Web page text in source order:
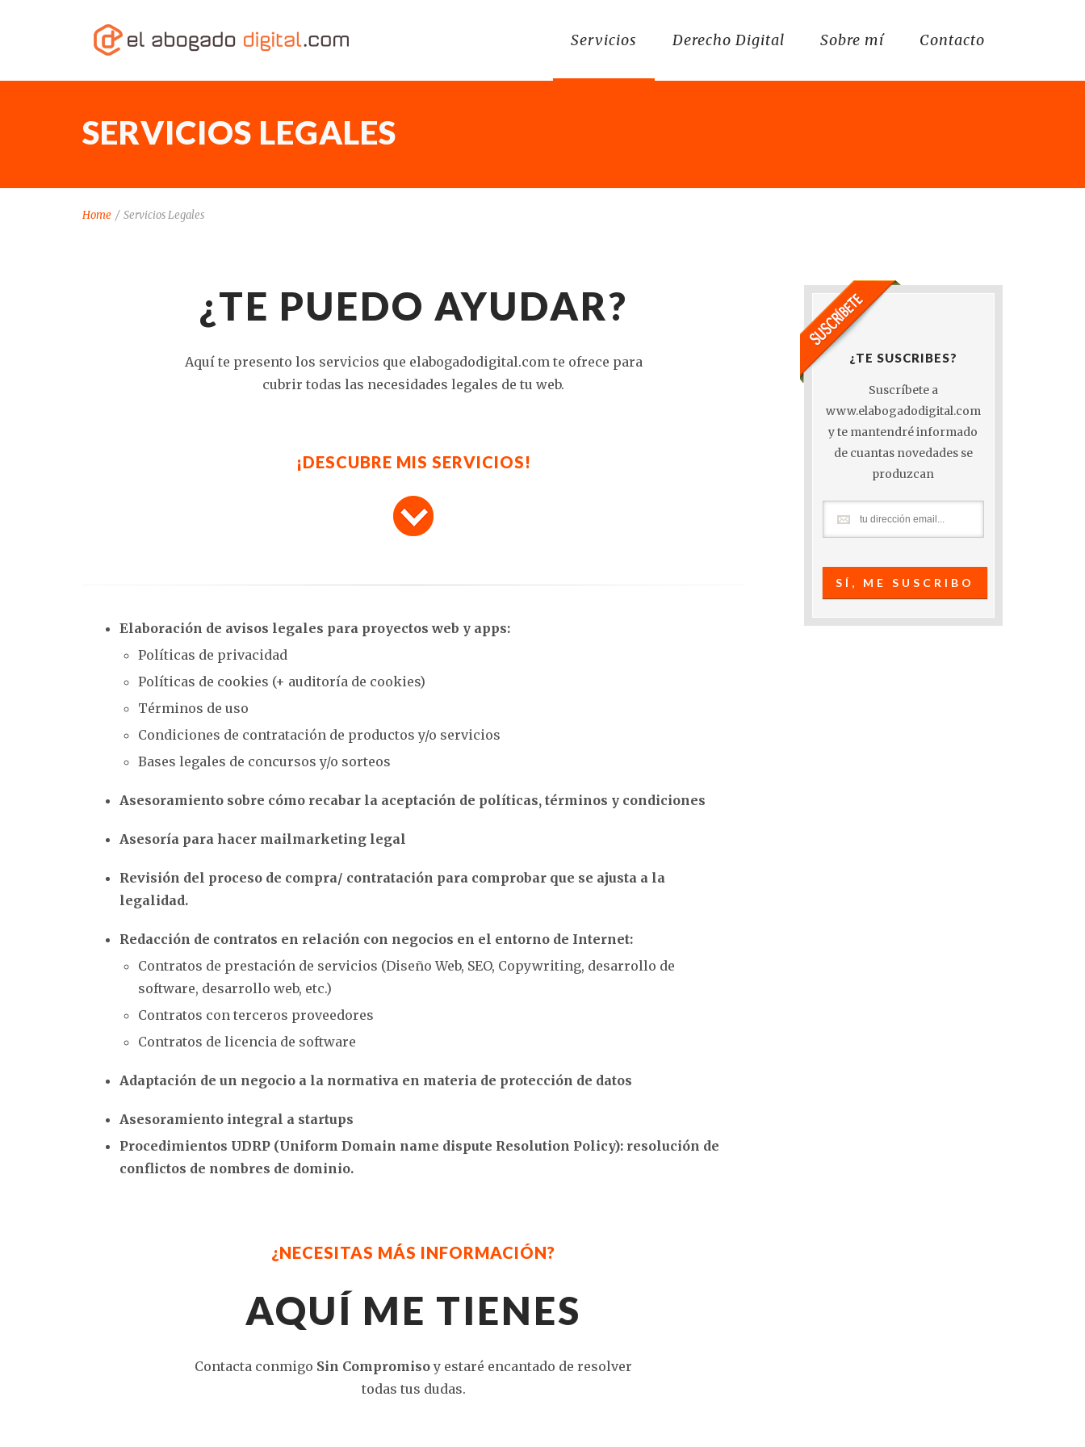
Servicios Derecho Digital Sobre mí Contacto
SERVICIOS LEGALES
Home / Servicios Legales
¿TE PUEDO AYUDAR?
Aquí te presento los servicios que elabogadodigital.com te ofrece para
cubrir todas las necesidades legales de tu web.
¡DESCUBRE MIS SERVICIOS!
Elaboración de avisos legales para proyectos web y apps:
Políticas de privacidad
Políticas de cookies (+ auditoría de cookies)
Términos de uso
Condiciones de contratación de productos y/o servicios
Bases legales de concursos y/o sorteos
Asesoramiento sobre cómo recabar la aceptación de políticas, términos y condiciones
Asesoría para hacer mailmarketing legal
Revisión del proceso de compra/ contratación para comprobar que se ajusta a la
legalidad.
Redacción de contratos en relación con negocios en el entorno de Internet:
Contratos de prestación de servicios (Diseño Web, SEO, Copywriting, desarrollo de
software, desarrollo web, etc.)
Contratos con terceros proveedores
Contratos de licencia de software
Adaptación de un negocio a la normativa en materia de protección de datos
Asesoramiento integral a startups
Procedimientos UDRP (Uniform Domain name dispute Resolution Policy): resolución de
conflictos de nombres de dominio.
¿NECESITAS MÁS INFORMACIÓN?
AQUÍ ME TIENES
Contacta conmigo Sin Compromisoy estaré encantado de resolver
todas tus dudas.
¿TE SUSCRIBES?
Suscríbete a
www.elabogadodigital.com
y te mantendré informado
de cuantas novedades se
produzcan